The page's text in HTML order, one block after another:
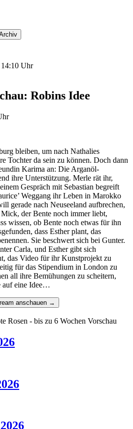
14:10 Uhr
Robins Idee
bleiben, um nach Nathalies
Tochter da sein zu können. Doch dann
Karima an: Die Arganöl-
ihre Unterstützung. Merle rät ihr,
Gespräch mit Sebastian begreift
Weggang ihr Leben in Marokko
gerade nach Neuseeland aufbrechen,
der Bente noch immer liebt,
wissen, ob Bente noch etwas für ihn
dass Esther plant, das
Sie beschwert sich bei Gunter.
Carla, und Esther gibt sich
das Video für ihr Kunstprojekt zu
für das Stipendium in London zu
all ihre Bemühungen zu scheitern,
auf eine Idee…
anschauen →
Rosen - bis zu 6 Wochen Vorschau